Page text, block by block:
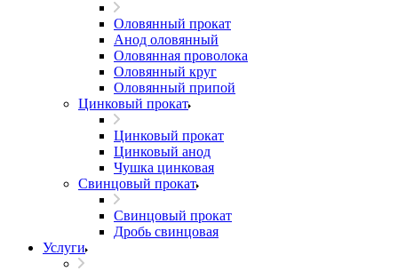
Оловянный прокат
Анод оловянный
Оловянная проволока
Оловянный круг
Оловянный припой
Цинковый прокат
Цинковый прокат
Цинковый анод
Чушка цинковая
Свинцовый прокат
Свинцовый прокат
Дробь свинцовая
Услуги